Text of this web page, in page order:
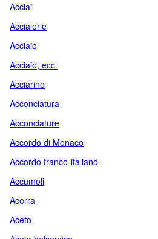
Acciai
Acciaierie
Acciaio
Acciaio, ecc.
Acciarino
Acconciatura
Acconciature
Accordo di Monaco
Accordo franco-italiano
Accumoli
Acerra
Aceto